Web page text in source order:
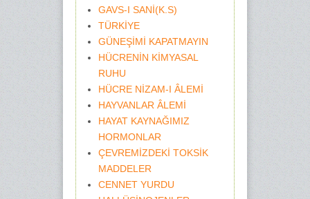
GAVS-I SANİ(K.S)
TÜRKİYE
GÜNEŞİMİ KAPATMAYIN
HÜCRENİN KİMYASAL
RUHU
HÜCRE NİZAM-I ÂLEMİ
HAYVANLAR ÂLEMİ
HAYAT KAYNAĞIMIZ
HORMONLAR
ÇEVREMİZDEKİ TOKSİK
MADDELER
CENNET YURDU